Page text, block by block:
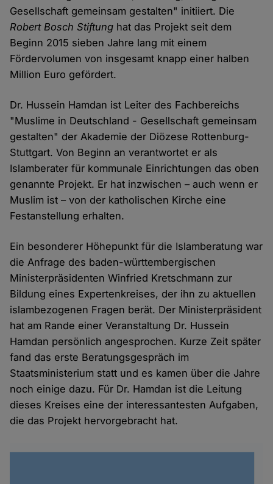
Gesellschaft gemeinsam gestalten" initiiert. Die
Robert Bosch Stiftung hat das Projekt seit dem
Beginn 2015 sieben Jahre lang mit einem
Fördervolumen von insgesamt knapp einer halben
Million Euro gefördert.
Dr. Hussein Hamdan ist Leiter des Fachbereichs
"Muslime in Deutschland - Gesellschaft gemeinsam
gestalten" der Akademie der Diözese Rottenburg-
Stuttgart. Von Beginn an verantwortet er als
Islamberater für kommunale Einrichtungen das oben
genannte Projekt. Er hat inzwischen – auch wenn er
Muslim ist – von der katholischen Kirche eine
Festanstellung erhalten.
Ein besonderer Höhepunkt für die Islamberatung war
die Anfrage des baden-württembergischen
Ministerpräsidenten Winfried Kretschmann zur
Bildung eines Expertenkreises, der ihn zu aktuellen
islambezogenen Fragen berät. Der Ministerpräsident
hat am Rande einer Veranstaltung Dr. Hussein
Hamdan persönlich angesprochen. Kurze Zeit später
fand das erste Beratungsgespräch im
Staatsministerium statt und es kamen über die Jahre
noch einige dazu. Für Dr. Hamdan ist die Leitung
dieses Kreises eine der interessantesten Aufgaben,
die das Projekt hervorgebracht hat.